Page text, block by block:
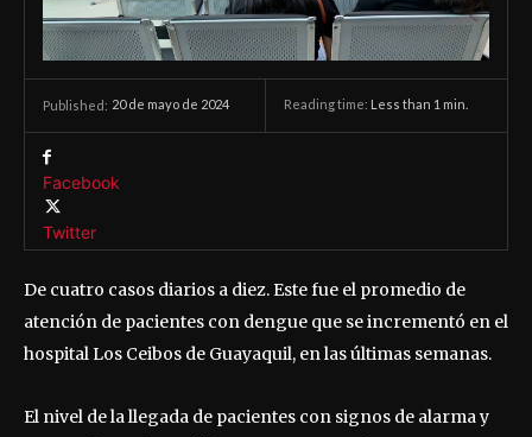
Published: 20 de mayo de 2024 Reading time: Less than 1 min.
Facebook
Twitter
De cuatro casos diarios a diez. Este fue el promedio de
atención de pacientes con dengue que se incrementó en el
hospital Los Ceibos de Guayaquil, en las últimas semanas.
El nivel de la llegada de pacientes con signos de alarma y